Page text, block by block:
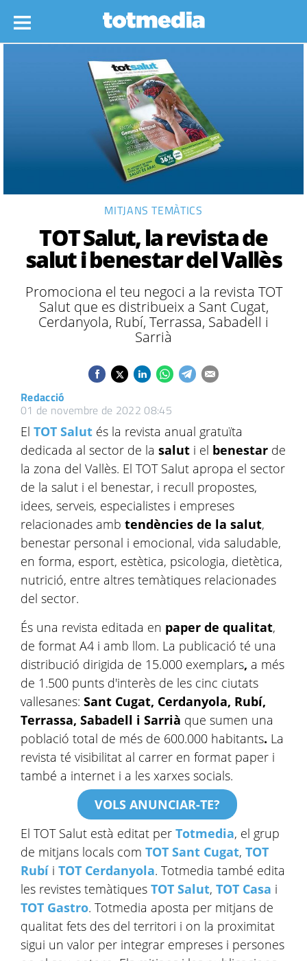
MITJANS TEMÀTICS
TOT Salut, la revista de
salut i benestar del Vallès
Promociona el teu negoci a la revista TOT
Salut que es distribueix a Sant Cugat,
Cerdanyola, Rubí, Terrassa, Sabadell i
Sarrià
Redacció
01 de novembre de 2022 08:45
El TOT Salut és la revista anual gratuïta
dedicada al sector de la salut i el benestar de
la zona del Vallès. El TOT Salut apropa el sector
de la salut i el benestar, i recull propostes,
idees, serveis, especialistes i empreses
relacionades amb tendències de la salut,
benestar personal i emocional, vida saludable,
en forma, esport, estètica, psicologia, dietètica,
nutrició, entre altres temàtiques relacionades
del sector.
És una revista editada en paper de qualitat,
de format A4 i amb llom. La publicació té una
distribució dirigida de 15.000 exemplars, a més
de 1.500 punts d'interès de les cinc ciutats
vallesanes: Sant Cugat, Cerdanyola, Rubí,
Terrassa, Sabadell i Sarrià que sumen una
població total de més de 600.000 habitants. La
revista té visibilitat al carrer en format paper i
també a internet i a les xarxes socials.
VOLS ANUNCIAR-TE?
El TOT Salut està editat per Totmedia, el grup
de mitjans locals com TOT Sant Cugat, TOT
Rubí i TOT Cerdanyola. Totmedia també edita
les revistes temàtiques TOT Salut, TOT Casa i
TOT Gastro. Totmedia aposta per mitjans de
qualitat fets des del territori i on la proximitat
sigui un valor per integrar empreses i persones